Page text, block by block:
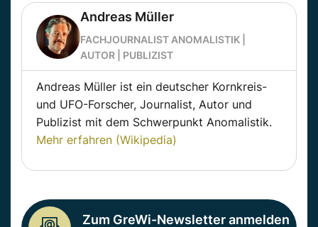
Andreas Müller
FACHJOURNALIST ANOMALISTIK |
AUTOR | PUBLIZIST
Andreas Müller ist ein deutscher Kornkreis-
und UFO-Forscher, Journalist, Autor und
Publizist mit dem Schwerpunkt Anomalistik.
Mehr erfahren (Wikipedia)
Zum GreWi-Newsletter anmelden